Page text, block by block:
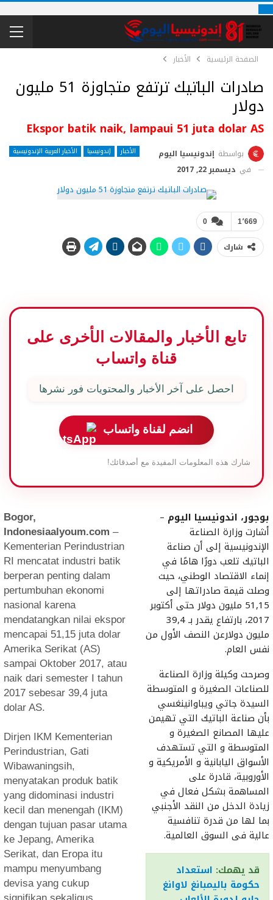
الصفحة الرئيسية الأخبار
صادرات الباتيك ترتفع متجاوزة 51 مليون
دولار
Ekspor batik naik, lampaui 51 juta dolar AS
الأخبار إندونيسيا الأخبار العربية الإندونيسية بواسطة إندونيسيا اليوم
في ديسمبر 22, 2017
0 1٬669
شارك
تابع الأخبار والمقالات الأخرى على
قناة واتساب
احصل على آخر الأخبار والمحتويات فور نشرها
انضم لقناة واتساب
شارك هذه المعلومات المفيدة مع أصدقائك!
بوجور، اندونيسيا اليوم –
أشارت وزارة الصناعة
الإندونيسية إلى أن صناعة
الباتيك تلعب دورًا هامًا في
إنماء الاقتصاد الوطني، حيث
وصلت قيمة صادراتها إلى
51,15 مليون دولار حتى أكتوبر
2017، بارتفاع يقدر بـ 39,4
مليون دولارعن النصف الأول من
نفس العام.
وصرحت وكيلة وزارة الصناعة
للصناعات الصغيرة و المتوسطة
السيدة جاتي ويباوانينغسي
بأن صناعة الباتيك التي تهيمن
عليها المصانع الصغيرة و
المتوسطة و التي تستهدف
الأسواق اليابانية و الأمريكية و
الأوروبية، قادرة على
المساهمة بشكل فعال في
زيادة الدخل من النقد الأجنبي
بما لها من قدرة تنافسية
عالية فى السوق العالمية.
قد يهمك: استعداد
حكومة باليمبانغ لاوانغ
Bogor,
Indonesiaalyoum.com –
Kementerian Perindustrian
RI mencatat industri batik
berperan penting dalam
pertumbuhan ekonomi
nasional karena
mendatangkan nilai ekspor
mencapai 51,15 juta dolar
Amerika Serikat (AS)
sampai Oktober 2017, atau
naik dari semester I tahun
2017 sebesar 39,4 juta
dolar AS.
Dirjen IKM Kementerian
Perindustrian, Gati
Wibawaningsih,
menyatakan produk batik
yang didominasi industri
kecil dan menengah (IKM)
dengan tujuan pasar utama
ke Jepang, Amerika
Serikat, dan Eropa itu
mampu menyumbang
devisa yang cukup